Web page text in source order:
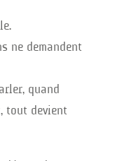
ne demandent
quand
tout devient